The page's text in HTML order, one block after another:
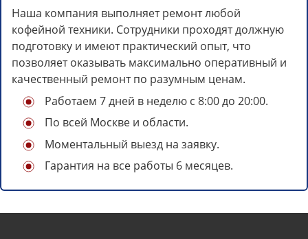
Наша компания выполняет ремонт любой
кофейной техники. Сотрудники проходят должную
подготовку и имеют практический опыт, что
позволяет оказывать максимально оперативный и
качественный ремонт по разумным ценам.
Работаем 7 дней в неделю с 8:00 до 20:00.
По всей Москве и области.
Моментальный выезд на заявку.
Гарантия на все работы 6 месяцев.